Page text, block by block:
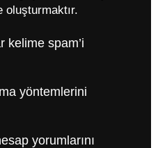
kelime spam’i
yöntemlerini
yorumlarını